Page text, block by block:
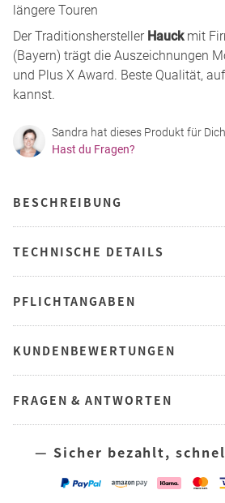
längere Touren
Der Traditionshersteller Hauckmit
(Bayern) trägt die Auszeichnungen
und Plus X Award. Beste Qualität,
kannst.
Sandra hat dieses Produkt für
Hast du Fragen?
BESCHREIBUNG
TECHNISCHE DETAILS
PFLICHTANGABEN
KUNDENBEWERTUNGEN
FRAGEN & ANTWORTEN
— Sicher bezahlt,